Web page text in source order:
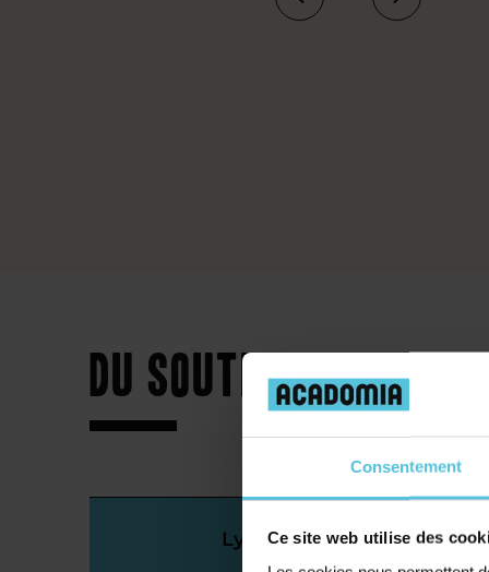
Consentement
Ce site web utilise des
Du soutien
Lycée